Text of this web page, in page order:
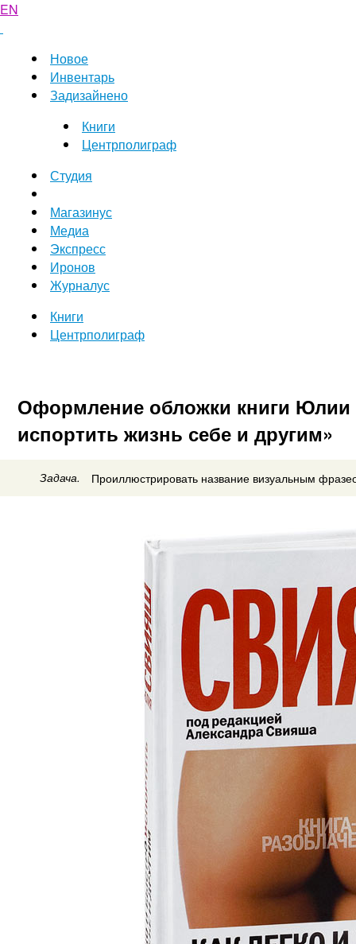
EN
Новое
Инвентарь
Задизайнено
Книги
Центрполиграф
Студия
Магазинус
Медиа
Экспресс
Иронов
Журналус
Книги
Центрполиграф
Оформление обложки книги Юлии
испортить жизнь себе и другим»
Задача. Проиллюстрировать название визуальным